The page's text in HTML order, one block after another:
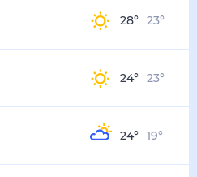
28° 23°
24° 23°
24° 19°